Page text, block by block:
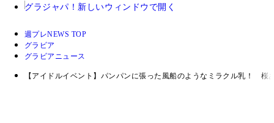
グラジャパ！ 新しいウィンドウで開く
週プレNEWS TOP
グラビア
グラビアニュース
【アイドルイベント】パンパンに張った風船のようなミラクル乳！